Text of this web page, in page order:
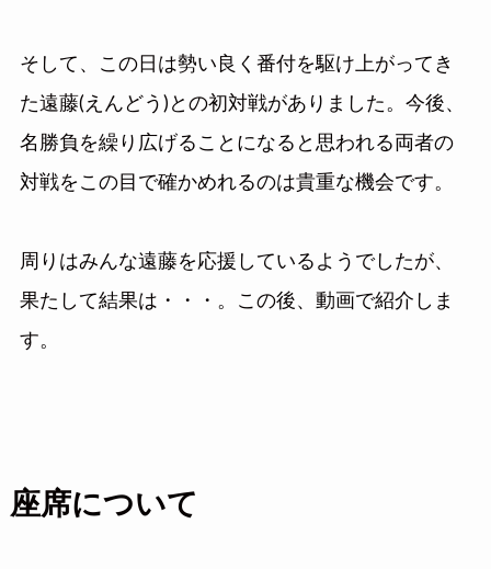
そして、この日は勢い良く番付を駆け上がってき
た遠藤(えんどう)との初対戦がありました。今後、
名勝負を繰り広げることになると思われる両者の
対戦をこの目で確かめれるのは貴重な機会です。
周りはみんな遠藤を応援しているようでしたが、
果たして結果は・・・。この後、動画で紹介しま
す。
座席について